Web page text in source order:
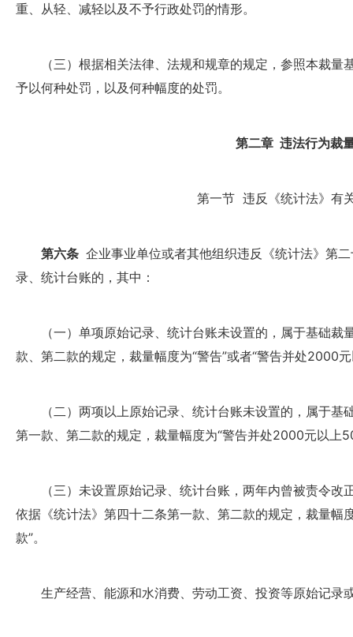
重、从轻、减轻以及不予行政处罚的情形。
（三）根据相关法律、法规和规章的规定，参照本裁量
予以何种处罚，以及何种幅度的处罚。
第二章 违法行为裁
第一节 违反《统计法》有
第六条 企业事业单位或者其他组织违反《统计法》第
录、统计台账的，其中：
（一）单项原始记录、统计台账未设置的，属于基础裁
款、第二款的规定，裁量幅度为“警告”或者“警告并处2000
（二）两项以上原始记录、统计台账未设置的，属于基
第一款、第二款的规定，裁量幅度为“警告并处2000元以上
（三）未设置原始记录、统计台账，两年内曾被责令改
依据《统计法》第四十二条第一款、第二款的规定，裁量幅
款”。
生产经营、能源和水消费、劳动工资、投资等原始记录